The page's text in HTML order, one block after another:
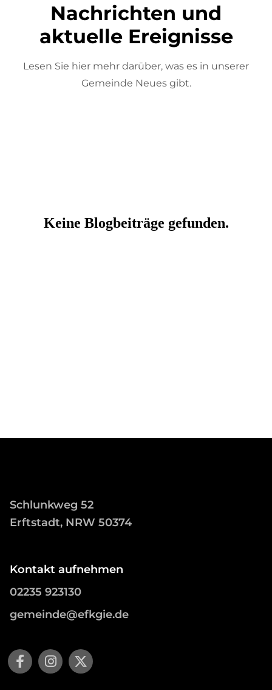
Nachrichten und
aktuelle Ereignisse
Lesen Sie hier mehr darüber, was es in unserer
Gemeinde Neues gibt.
Schlunkweg 52
Erftstadt, NRW 50374
Kontakt aufnehmen
02235 923130
gemeinde@efkgie.de